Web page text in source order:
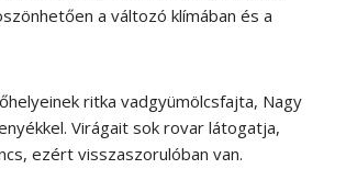
a változó klímában és a
ritka vadgyümölcsfajta, Nagy
Virágait sok rovar látogatja,
ezért visszaszorulóban van.